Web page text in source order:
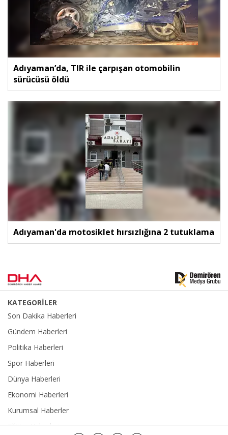
Adıyaman’da, TIR ile çarpışan otomobilin
sürücüsü öldü
Adıyaman'da motosiklet hırsızlığına 2 tutuklama
KATEGORİLER
Son Dakika Haberleri
Gündem Haberleri
Politika Haberleri
Spor Haberleri
Dünya Haberleri
Ekonomi Haberleri
Kurumsal Haberler
Eğitim Haberleri